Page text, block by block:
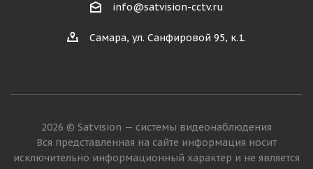
info@satvision-cctv.ru
Самара, ул. Санфировой 95, к.1.
2026 © Satvision — системы видеонаблюдения
Вся представленная на сайте информация носит
исключительно информационный характер и не является